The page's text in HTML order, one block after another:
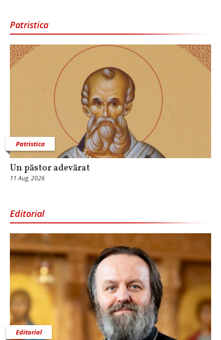
Patristica
Patristica
Un păstor adevărat
11 Aug, 2026
Editorial
Editorial